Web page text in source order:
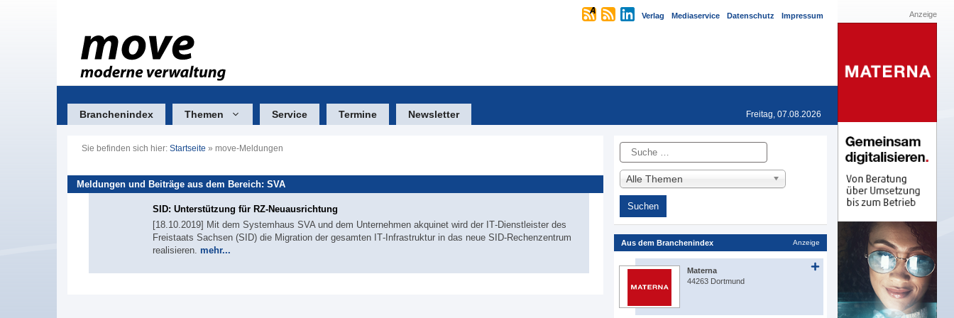
Verlag Mediaservice Datenschutz Impressum
Branchenindex Themen Service Termine Newsletter Freitag, 07.08.2026
Sie befinden sich hier: Startseite » move-Meldungen
Meldungen und Beiträge aus dem Bereich: SVA
SID: Unterstützung für RZ‐Neuausrichtung
[18.10.2019] Mit dem Systemhaus SVA und dem Unternehmen akquinet wird der IT‐Dienstleister des
Freistaats Sachsen (SID) die Migration der gesamten IT‐Infrastruktur in das neue SID‐Rechenzentrum
realisieren. mehr...
Suche
Alle Themen
Aus dem Branchenindex Anzeige
Materna
44263 Dortmund
Anzeige